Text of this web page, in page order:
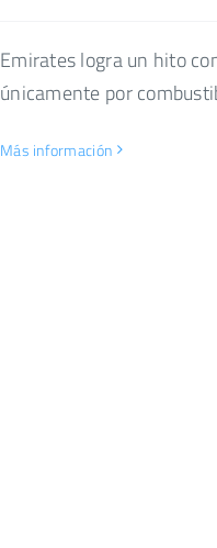
Emirates logra un hito
únicamente por
Más información